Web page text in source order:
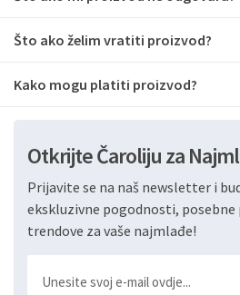
Što ako želim vratiti proizvod?
Kako mogu platiti proizvod?
Otkrijte Čaroliju za
Prijavite se na naš newsletter i
ekskluzivne pogodnosti, posebne
trendove za vaše najmlađe!